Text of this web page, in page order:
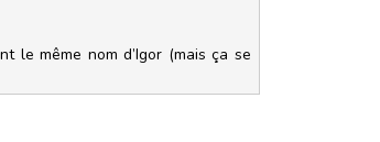
le même nom d’Igor (mais ça se